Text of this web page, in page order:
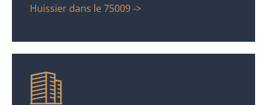
Huissier dans le 75009 ->